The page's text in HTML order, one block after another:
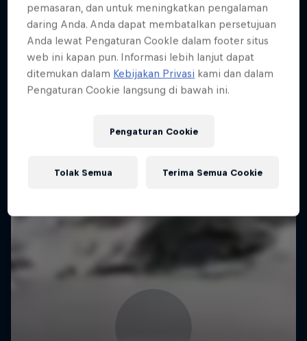
pemasaran, dan untuk meningkatkan pengalaman
daring Anda. Anda dapat membatalkan persetujuan
Anda lewat Pengaturan CookIe dalam footer situs
web ini kapan pun. Informasi lebih lanjut dapat
ditemukan dalam Kebijakan Privasi kami dan dalam
Pengaturan Cookie langsung di bawah ini.
Pengaturan Cookie
Tolak Semua Terima Semua Cookie